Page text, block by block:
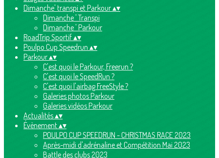
Dimanche' transpi et Parkour▴▾
Dimanche ' Transpi
Dimanche ' Parkour
RoadTrip Sportif▴▾
Poulpo Cup Speedrun ▴▾
Parkour▴▾
C'est quoi le Parkour, Freerun ?
C'est quoi le SpeedRun ?
C'est quoi l'airbag FreeStyle ?
Galeries photos Parkour
Galeries vidéos Parkour
Actualités▴▾
Évènement▴▾
POULPO CUP SPEEDRUN - CHRISTMAS RACE 2023
Après-midi d'adrénaline et Compétition Mai 2023
Battle des clubs 2023